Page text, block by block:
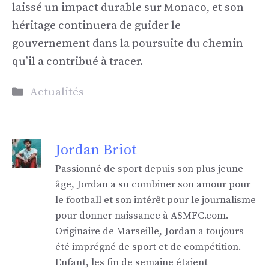
laissé un impact durable sur Monaco, et son
héritage continuera de guider le
gouvernement dans la poursuite du chemin
qu’il a contribué à tracer.
Catégories
Actualités
Jordan Briot
Passionné de sport depuis son plus jeune
âge, Jordan a su combiner son amour pour
le football et son intérêt pour le journalisme
pour donner naissance à ASMFC.com.
Originaire de Marseille, Jordan a toujours
été imprégné de sport et de compétition.
Enfant, les fin de semaine étaient